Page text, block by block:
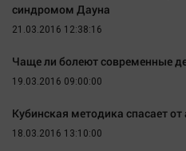
синдромом Дауна
21.03.2016 12:38:16
Чаще ли болеют современные
19.03.2016 09:00:00
Кубинская методика спасает
18.03.2016 13:10:00